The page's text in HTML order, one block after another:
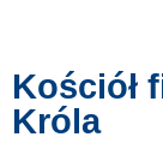
Kościół
Króla